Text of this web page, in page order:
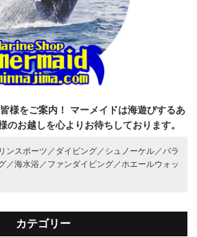
様をご案内！
マーメイドは海遊びするあ
のお越しを心よりお待ちしております。
ンスポーツ／ ダイビング／ シュノーケル／ パラ
／海水浴／ ファンダイビング／ ホエールウォッ
カテゴリー